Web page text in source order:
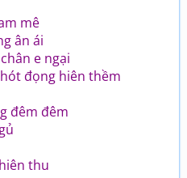
mê
ân ái
e ngại
đọng hiên thềm
đêm đêm
thu